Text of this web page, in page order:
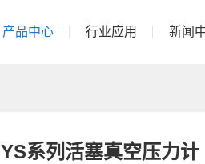
产品中心 行业应用 新闻
YS系列活塞真空压力计